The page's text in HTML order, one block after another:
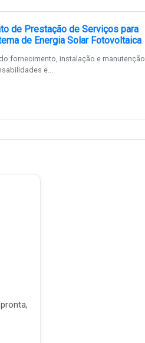
de Prestação de Serviços para
de Energia Solar Fotovoltaica
fornecimento, instalação e manutenção
e...